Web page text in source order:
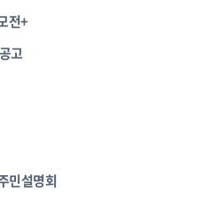
전+
고
민설명회